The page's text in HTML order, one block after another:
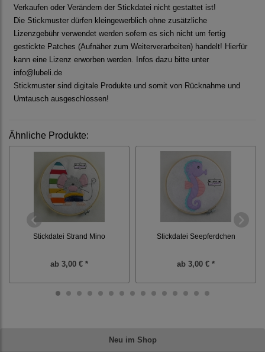
Neu im Shop
Verkaufen oder Verändern der Stickdatei nicht gestattet ist!
Die Stickmuster dürfen kleingewerblich ohne zusätzliche
Lizenzgebühr verwendet werden sofern es sich nicht um fertig
gestickte Patches (Aufnäher zum Weiterverarbeiten) handelt! Hierfür
kann eine Lizenz erworben werden. Infos dazu bitte unter
info@lubeli.de
Stickmuster sind digitale Produkte und somit von Rücknahme und
Umtausch ausgeschlossen!
Ähnliche Produkte:
Stickdatei Strand Mino
ab 3,00 € *
Stickdatei Seepferdchen
ab 3,00 € *